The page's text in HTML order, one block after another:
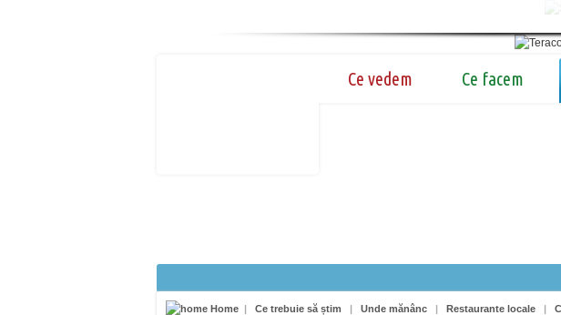
Ce vedem Ce facem
Home | Ce trebuie să știm | Unde mănânc | Restaurante locale |